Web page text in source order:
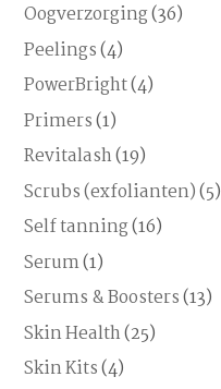
Oogverzorging(36)
Peelings(4)
PowerBright(4)
Primers(1)
Revitalash(19)
Scrubs (exfolianten)(5)
Self tanning(16)
Serum(1)
Serums & Boosters(13)
Skin Health(25)
Skin Kits(4)